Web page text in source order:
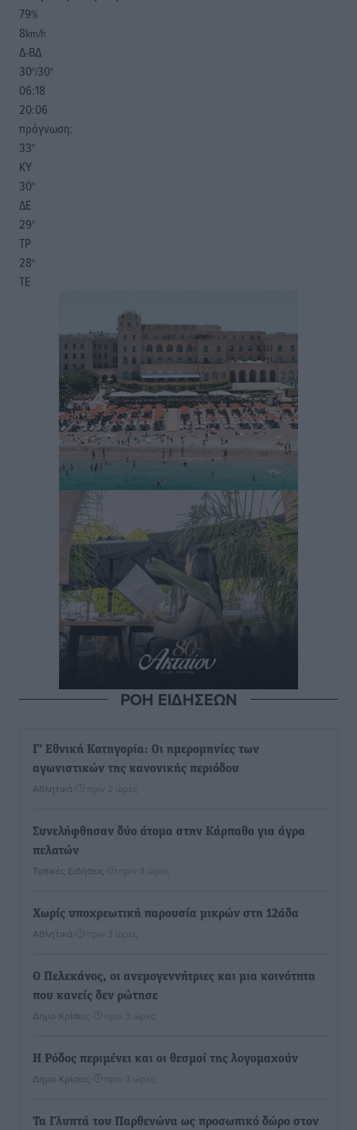
79%
8km/h
Δ-ΒΔ
30°/30°
06:18
20:06
πρόγνωση:
33°
ΚΥ
30°
ΔΕ
29°
ΤΡ
28°
ΤΕ
ΡΟΗ ΕΙΔΗΣΕΩΝ
Γ’ Εθνική Κατηγορία: Οι ημερομηνίες των
αγωνιστικών της κανονικής περιόδου
Αθλητικά πριν 2 ώρες
Συνελήφθησαν δύο άτομα στην Κάρπαθο για άγρα
πελατών
Τοπικές Ειδήσεις πριν 3 ώρες
Χωρίς υποχρεωτική παρουσία μικρών στη 12άδα
Αθλητικά πριν 3 ώρες
Ο Πελεκάνος, οι ανεμογεννήτριες και μια κοινότητα
που κανείς δεν ρώτησε
Δημο-Κρίσεις πριν 3 ώρες
Η Ρόδος περιμένει και οι θεσμοί της λογομαχούν
Δημο-Κρίσεις πριν 3 ώρες
Τα Γλυπτά του Παρθενώνα ως προσωπικό δώρο στον